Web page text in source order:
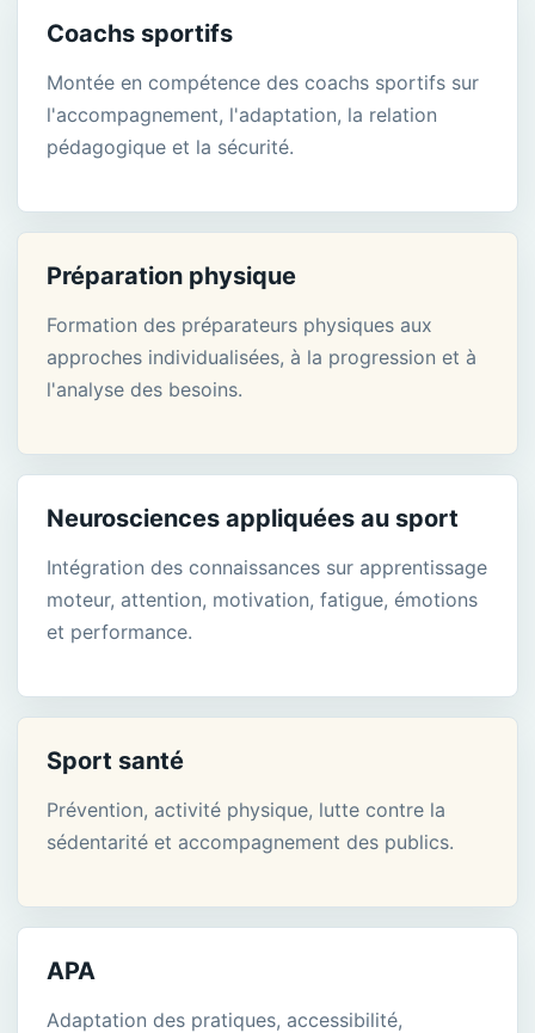
Coachs sportifs
Montée en compétence des coachs sportifs sur
l'accompagnement, l'adaptation, la relation
pédagogique et la sécurité.
Préparation physique
Formation des préparateurs physiques aux
approches individualisées, à la progression et à
l'analyse des besoins.
Neurosciences appliquées au sport
Intégration des connaissances sur apprentissage
moteur, attention, motivation, fatigue, émotions
et performance.
Sport santé
Prévention, activité physique, lutte contre la
sédentarité et accompagnement des publics.
APA
Adaptation des pratiques, accessibilité,